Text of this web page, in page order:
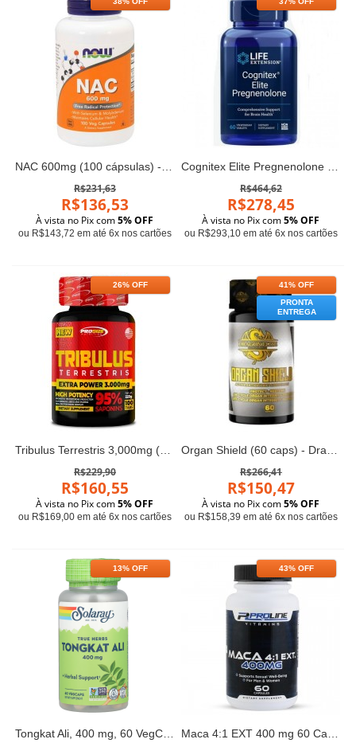
NAC 600mg (100 cápsulas) - Now Foods
R$231,63
R$136,53
À vista no Pix com5% OFF
ou R$143,72 em até 6x nos cartões
Cognitex Elite Pregnenolone (60 tabletes) - Life Extension
R$464,62
R$278,45
À vista no Pix com5% OFF
ou R$293,10 em até 6x nos cartões
26% OFF
Tribulus Terrestris 3,000mg (100 tabs) - Pro Size Nutrition
R$229,90
R$160,55
À vista no Pix com5% OFF
ou R$169,00 em até 6x nos cartões
41% OFF
PRONTA
ENTREGA
Organ Shield (60 caps) - Dragon Elite
R$266,41
R$150,47
À vista no Pix com5% OFF
ou R$158,39 em até 6x nos cartões
13% OFF
Tongkat Ali, 400 mg, 60 VegCaps Solaray
43% OFF
Maca 4:1 EXT 400 mg 60 Capsulas PLV